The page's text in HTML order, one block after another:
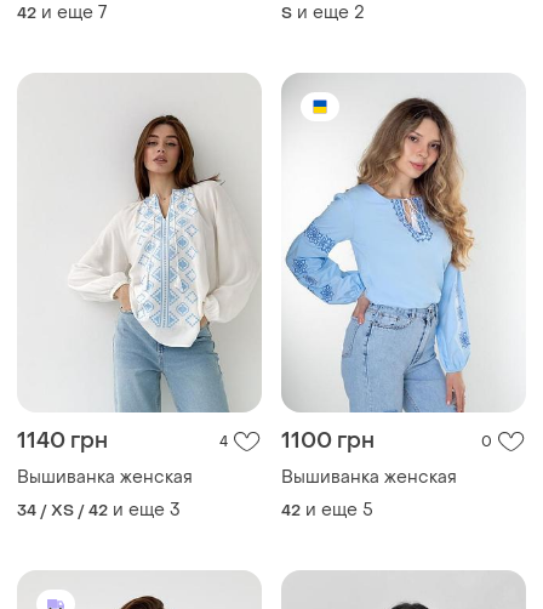
42 и еще 7 S и еще 2
1140 грн 4
Вышиванка женская
34 / XS / 42 и еще 3
1100 грн 0
Вышиванка женская
42 и еще 5